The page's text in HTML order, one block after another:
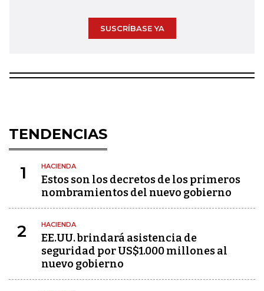
SUSCRÍBASE YA
TENDENCIAS
1 HACIENDA
Estos son los decretos de los primeros
nombramientos del nuevo gobierno
2 HACIENDA
EE.UU. brindará asistencia de
seguridad por US$1.000 millones al
nuevo gobierno